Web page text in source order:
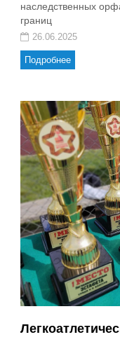
наследственных
границ
26.06.2025
Подробнее